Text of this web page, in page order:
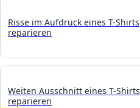
Risse im Aufdruck eines T-Shirts
reparieren
Weiten Ausschnitt eines T-Shirts
reparieren